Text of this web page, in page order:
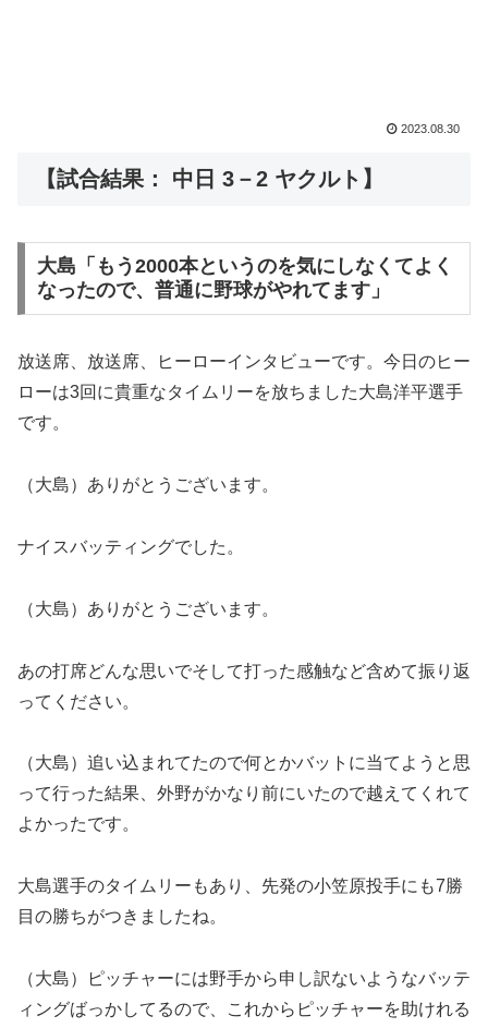
2023.08.30
【試合結果： 中日 3－2 ヤクルト】
大島「もう2000本というのを気にしなくてよく
なったので、普通に野球がやれてます」
放送席、放送席、ヒーローインタビューです。今日のヒー
ローは3回に貴重なタイムリーを放ちました大島洋平選手
です。
（大島）ありがとうございます。
ナイスバッティングでした。
（大島）ありがとうございます。
あの打席どんな思いでそして打った感触など含めて振り返
ってください。
（大島）追い込まれてたので何とかバットに当てようと思
って行った結果、外野がかなり前にいたので越えてくれて
よかったです。
大島選手のタイムリーもあり、先発の小笠原投手にも7勝
目の勝ちがつきましたね。
（大島）ピッチャーには野手から申し訳ないようなバッテ
ィングばっかしてるので、これからピッチャーを助けれる